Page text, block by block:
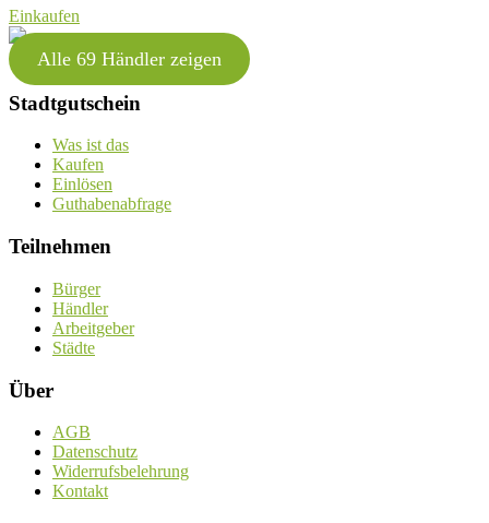
Einkaufen
Alle 69 Händler zeigen
Stadtgutschein
Was ist das
Kaufen
Einlösen
Guthabenabfrage
Teilnehmen
Bürger
Händler
Arbeitgeber
Städte
Über
AGB
Datenschutz
Widerrufsbelehrung
Kontakt